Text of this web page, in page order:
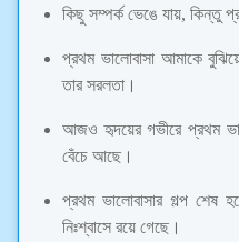
কিছু সম্পর্ক ভেঙে যায়, কিন্তু
প্রথম ভালোবাসা আমাকে
তার সরলতা।
আজও হৃদয়ের গভীরে প্রথম
বেঁচে আছে।
প্রথম ভালোবাসার গল্প
নিঃশ্বাসে রয়ে গেছে।